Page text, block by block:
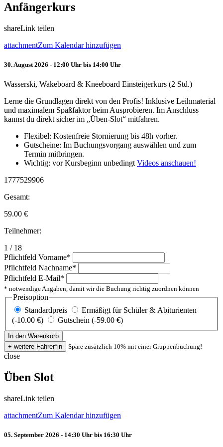
Anfängerkurs
shareLink teilen
attachmentZum Kalendar hinzufügen
30. August 2026 - 12:00 Uhr bis 14:00 Uhr
Wasserski, Wakeboard & Kneeboard Einsteigerkurs (2 Std.)
Lerne die Grundlagen direkt von den Profis! Inklusive Leihmaterial
und maximalem Spaßfaktor beim Ausprobieren. Im Anschluss
kannst du direkt sicher im „Üben-Slot“ mitfahren.
Flexibel: Kostenfreie Stornierung bis 48h vorher.
Gutscheine: Im Buchungsvorgang auswählen und zum
Termin mitbringen.
Wichtig: vor Kursbeginn unbedingtVideos anschauen!
1777529906
Gesamt:
59.00 €
Teilnehmer:
1 / 18
Pflichtfeld Vorname*
Pflichtfeld Nachname*
Pflichtfeld E-Mail*
* notwendige Angaben, damit wir die Buchung richtig zuordnen können
Preisoption
Standardpreis
Ermäßigt für Schüler & Abiturienten
(-10.00 €)
Gutschein (-59.00 €)
Spare zusätzlich 10% mit einer Gruppenbuchung!
close
Üben Slot
shareLink teilen
attachmentZum Kalendar hinzufügen
05. September 2026 - 14:30 Uhr bis 16:30 Uhr